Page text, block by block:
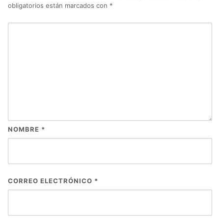
obligatorios están marcados con *
NOMBRE *
CORREO ELECTRÓNICO *